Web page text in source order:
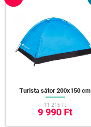
Turista sátor 200x150 cm
11 215 Ft
9 990 Ft